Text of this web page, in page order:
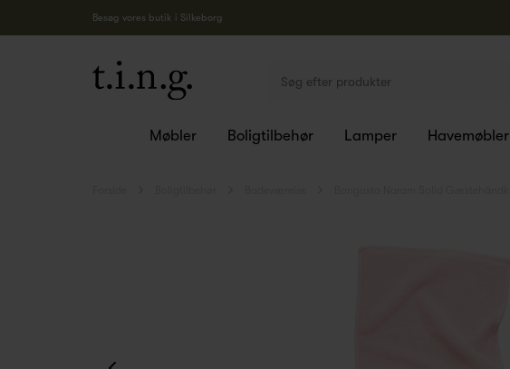
Besøg vores butik i Silkeborg
Møbler Boligtilbehør Lamper Havemøbler